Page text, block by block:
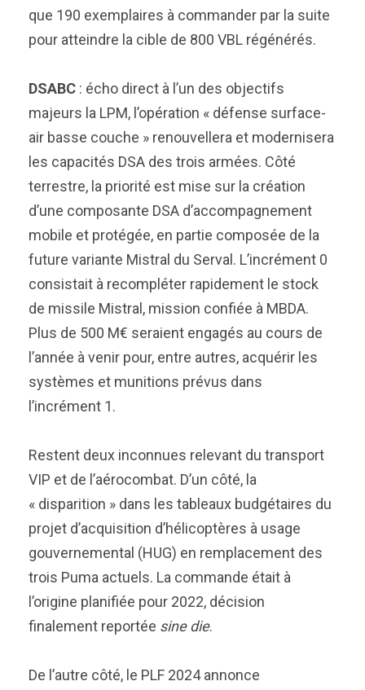
que 190 exemplaires à commander par la suite
pour atteindre la cible de 800 VBL régénérés.
DSABC : écho direct à l’un des objectifs
majeurs la LPM, l’opération « défense surface-
air basse couche » renouvellera et modernisera
les capacités DSA des trois armées. Côté
terrestre, la priorité est mise sur la création
d’une composante DSA d’accompagnement
mobile et protégée, en partie composée de la
future variante Mistral du Serval. L’incrément 0
consistait à recompléter rapidement le stock
de missile Mistral, mission confiée à MBDA.
Plus de 500 M€ seraient engagés au cours de
l’année à venir pour, entre autres, acquérir les
systèmes et munitions prévus dans
l’incrément 1.
Restent deux inconnues relevant du transport
VIP et de l’aérocombat. D’un côté, la
« disparition » dans les tableaux budgétaires du
projet d’acquisition d’hélicoptères à usage
gouvernemental (HUG) en remplacement des
trois Puma actuels. La commande était à
l’origine planifiée pour 2022, décision
finalement reportée sine die.
De l’autre côté, le PLF 2024 annonce